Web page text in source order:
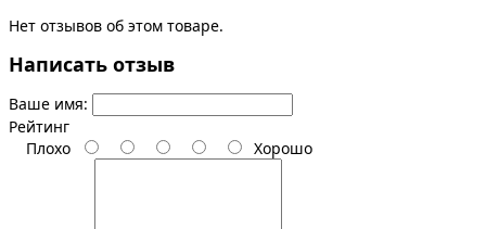
Нет отзывов об этом товаре.
Написать отзыв
Ваше имя:
Рейтинг
Плохо
Хорошо